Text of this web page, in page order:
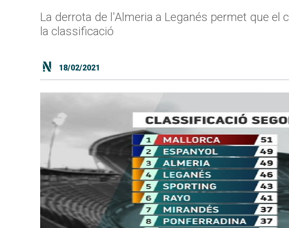
La derrota de l'Almeria a Leganés permet que el
la classificació
18/02/2021